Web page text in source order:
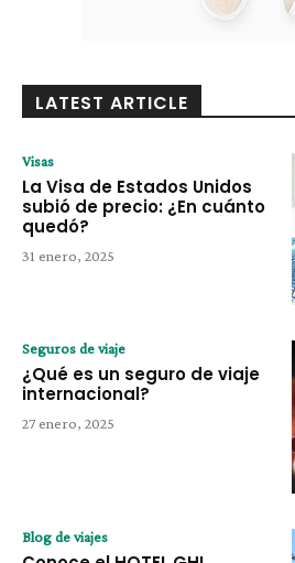
LATEST ARTICLE
Visas
La Visa de Estados Unidos
subió de precio: ¿En cuánto
quedó?
31 enero, 2025
Seguros de viaje
¿Qué es un seguro de viaje
internacional?
27 enero, 2025
Blog de viajes